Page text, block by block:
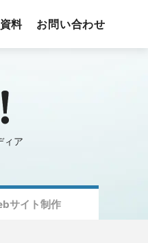
料 お問い合わせ
ィア
サイト制作